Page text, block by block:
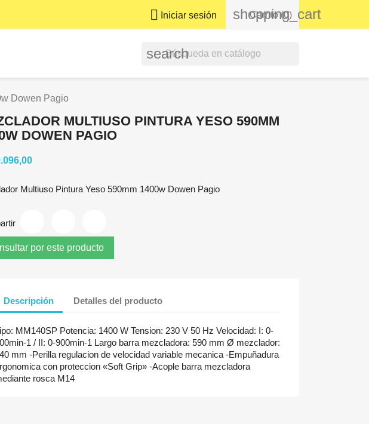
 Iniciar sesión shopping_cart
Carrito (0)
search
Dowen Pagio
MULTIUSO PINTURA YESO 590MM
DOWEN PAGIO
Multiuso Pintura Yeso 590mm 1400w Dowen Pagio
por este producto
Descripción Detalles del producto
MM140SP Potencia: 1400 W Tension: 230 V 50 Hz Velocidad: I: 0-
1 / II: 0-900min-1 Largo barra mezcladora: 590 mm Ø mezclador:
mm -Perilla regulacion de velocidad variable mecanica -Empuñadura
con proteccion «Soft Grip» -Acople barra mezcladora
rosca M14